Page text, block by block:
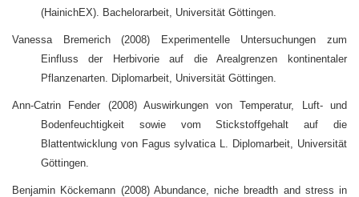
(HainichEX). Bachelorarbeit, Universität Göttingen.
Vanessa Bremerich (2008) Experimentelle Untersuchungen zum
Einfluss der Herbivorie auf die Arealgrenzen kontinentaler
Pflanzenarten. Diplomarbeit, Universität Göttingen.
Ann-Catrin Fender (2008) Auswirkungen von Temperatur, Luft- und
Bodenfeuchtigkeit sowie vom Stickstoffgehalt auf die
Blattentwicklung von Fagus sylvatica L. Diplomarbeit, Universität
Göttingen.
Benjamin Köckemann (2008) Abundance, niche breadth and stress in